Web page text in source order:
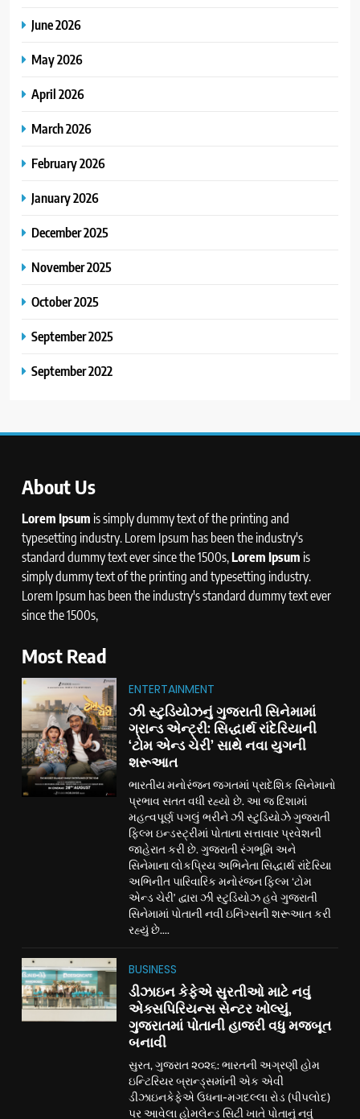
June 2026
May 2026
April 2026
March 2026
February 2026
January 2026
December 2025
November 2025
October 2025
September 2025
September 2022
About Us
Lorem Ipsum is simply dummy text of the printing and
typesetting industry. Lorem Ipsum has been the industry's
standard dummy text ever since the 1500s,Lorem Ipsum is
simply dummy text of the printing and typesetting industry.
Lorem Ipsum has been the industry's standard dummy text ever
since the 1500s,
Most Read
ENTERTAINMENT
ઝી સ્ટુડિયોઝનું ગુજરાતી સિનેમામાં
ગ્રાન્ડ એન્ટ્રી: સિદ્ધાર્થ રાંદેરિયાની
‘ટોમ એન્ડ ચેરી’ સાથે નવા યુગની
શરૂઆત
ભારતીય મનોરંજન જગતમાં પ્રાદેશિક સિનેમાનો
પ્રભાવ સતત વધી રહ્યો છે. આ જ દિશામાં
મહત્વપૂર્ણ પગલું ભરીને ઝી સ્ટુડિયોઝે ગુજરાતી
ફિલ્મ ઇન્ડસ્ટ્રીમાં પોતાના સત્તાવાર પ્રવેશની
જાહેરાત કરી છે. ગુજરાતી રંગભૂમિ અને
સિનેમાના લોકપ્રિય અભિનેતા સિદ્ધાર્થ રાંદેરિયા
અભિનીત પારિવારિક મનોરંજન ફિલ્મ ‘ટોમ
એન્ડ ચેરી’ દ્વારા ઝી સ્ટુડિયોઝ હવે ગુજરાતી
સિનેમામાં પોતાની નવી ઇનિંગ્સની શરૂઆત કરી
રહ્યું છે....
BUSINESS
ડીઝાઇન કેફેએ સુરતીઓ માટે નવું
એક્સપિરિયન્સ સેન્ટર ખોલ્યું,
ગુજરાતમાં પોતાની હાજરી વધુ મજબૂત
બનાવી
સુરત, ગુજરાત ૨૦૨૬: ભારતની અગ્રણી હોમ
ઇન્ટિરિયર બ્રાન્ડ્સમાંની એક એવી
ડીઝાઇનકેફેએ ઉધના-મગદલ્લા રોડ (પીપલોદ)
પર આવેલા હોમલેન્ડ સિટી ખાતે પોતાનું નવું